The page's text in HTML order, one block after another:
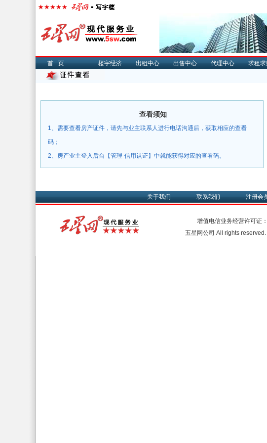
首页 楼宇经济 出租中心 出售中心 代理中心 求租
查看须知
1、需要查看房产证件，请先与业主联系人进行电话沟通后，获取相应的查看
码；
2、房产业主登入后台【管理-信用认证】中就能获得对应的查看码。
关于我们 联系我们 注册会
增值电信业务经营许可证：
五星网公司 All rights